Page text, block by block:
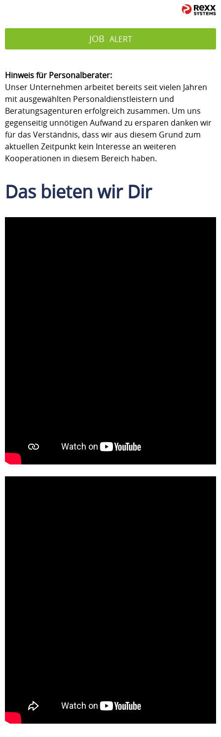
JOB ALERT
Hinweis für Personalberater:
Unser Unternehmen arbeitet bereits seit vielen Jahren
mit ausgewählten Personaldienstleistern und
Beratungsagenturen erfolgreich zusammen. Um uns
gegenseitig unnötigen Aufwand zu ersparen danken wir
für das Verständnis, dass wir aus diesem Grund zum
aktuellen Zeitpunkt kein Interesse an weiteren
Kooperationen in diesem Bereich haben.
Das bieten wir Dir